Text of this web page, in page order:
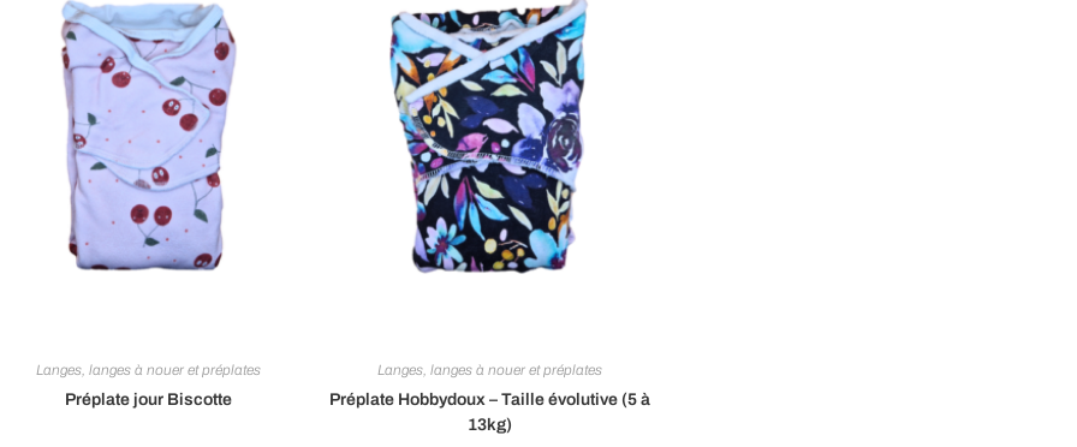
Langes, langes à nouer et préplates
Préplate jour Biscotte
Langes, langes à nouer et préplates
Préplate Hobbydoux – Taille évolutive (5 à
13kg)